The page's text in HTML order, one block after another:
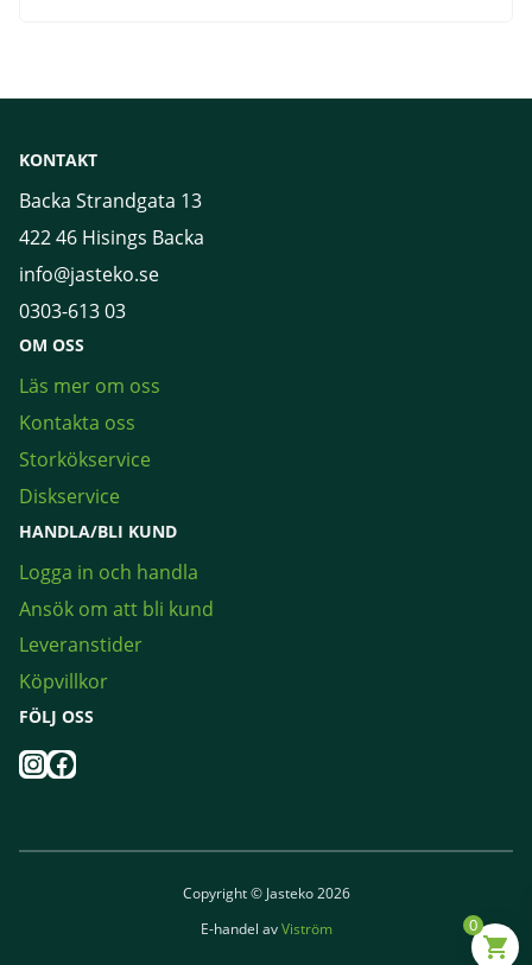
KONTAKT
Backa Strandgata 13
422 46 Hisings Backa
info@jasteko.se
0303-613 03
OM OSS
Läs mer om oss
Kontakta oss
Storkökservice
Diskservice
HANDLA/BLI KUND
Logga in och handla
Ansök om att bli kund
Leveranstider
Köpvillkor
FÖLJ OSS
Instagram
Facebook
Copyright © Jasteko 2026
E-handel avViström 0